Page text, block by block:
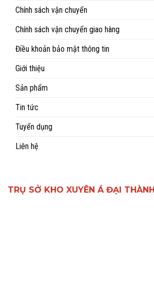
Chính sách vận chuyển
Chính sách vận chuyển giao hàng
Điều khoản bảo mật thông tin
Giới thiệu
Sản phẩm
Tin tức
Tuyển dụng
Liên hệ
TRỤ SỞ KHO XUYÊN Á ĐẠI THÀNH